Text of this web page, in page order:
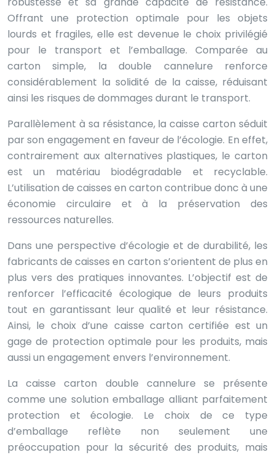
Offrant une protection optimale pour les objets
lourds et fragiles, elle est devenue le choix privilégié
pour le transport et l’emballage. Comparée au
carton simple, la double cannelure renforce
considérablement la solidité de la caisse, réduisant
ainsi les risques de dommages durant le transport.
Parallèlement à sa résistance, la caisse carton séduit
par son engagement en faveur de l’écologie. En effet,
contrairement aux alternatives plastiques, le carton
est un matériau biodégradable et recyclable.
L’utilisation de caisses en carton contribue donc à une
économie circulaire et à la préservation des
ressources naturelles.
Dans une perspective d’écologie et de durabilité, les
fabricants de caisses en carton s’orientent de plus en
plus vers des pratiques innovantes. L’objectif est de
renforcer l’efficacité écologique de leurs produits
tout en garantissant leur qualité et leur résistance.
Ainsi, le choix d’une caisse carton certifiée est un
gage de protection optimale pour les produits, mais
aussi un engagement envers l’environnement.
La caisse carton double cannelure se présente
comme une solution emballage alliant parfaitement
protection et écologie. Le choix de ce type
d’emballage reflète non seulement une
préoccupation pour la sécurité des produits, mais